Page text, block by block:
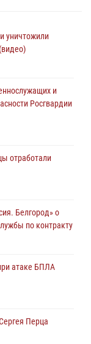
уничтожили
и
Росгвардии
отработали
Белгород» о
по контракту
атаке БПЛА
Перца